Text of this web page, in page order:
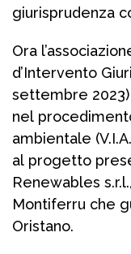
giurisprudenza
Ora
d’Intervento
settembre
nel
ambientale
al progetto
Renewables
Montiferru che
Oristano.